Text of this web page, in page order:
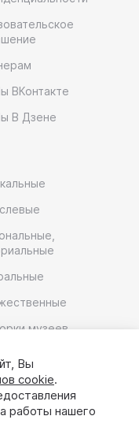
ВКонтакте
В Дзене
музеев
Вы
cookie.
работы нашего